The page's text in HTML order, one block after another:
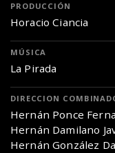
PRODUCCIÓN
Horacio Ciancia
MÚSICA
La Pirada
DIRECCION
Hernán Ponce
Hernán Damilano
Hernán González